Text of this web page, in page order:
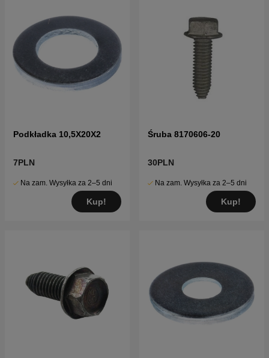
Podkładka 10,5X20X2
7PLN
Na zam. Wysyłka za 2–5 dni
Kup!
Śruba 8170606-20
30PLN
Na zam. Wysyłka za 2–5 dni
Kup!